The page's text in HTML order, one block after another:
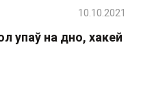
упаў на дно, хакей
10.10.2021